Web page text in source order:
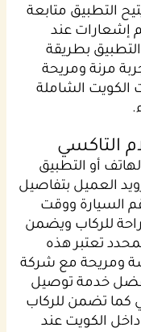
التطبيق متابعة
إشعارات عند
بطريقة
مرنة ومريحة
الكويت الشاملة
التاكسي
أو التطبيق
العميل بتفاصيل
السيارة ووقت
للركاب ويضمن
تعتبر هذه
ومريحة مع شركة
خدمة توصيل
كما تضمن للركاب
الكويت عند